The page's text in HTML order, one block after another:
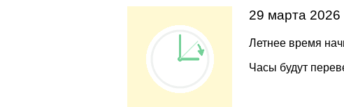
29 марта
Летнее время
Часы будут